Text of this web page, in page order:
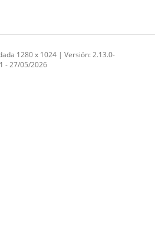
1280 x 1024 | Versión: 2.13.0-
1 - 27/05/2026